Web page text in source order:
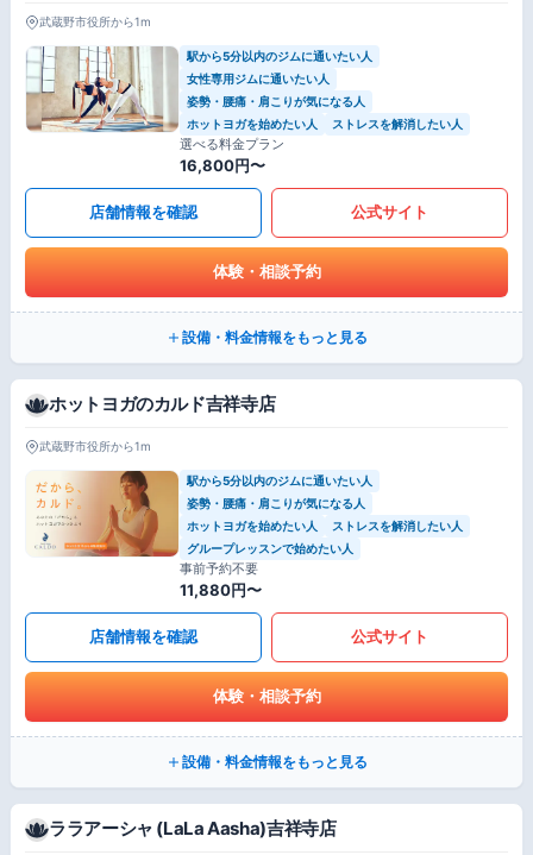
武蔵野市役所から1m
駅から5分以内のジムに通いたい人
女性専用ジムに通いたい人
姿勢・腰痛・肩こりが気になる人
ホットヨガを始めたい人
ストレスを解消したい人
選べる料金プラン
16,800円〜
店舗情報を確認 公式サイト
体験・相談予約
設備・料金情報をもっと見る
ホットヨガのカルド吉祥寺店
武蔵野市役所から1m
駅から5分以内のジムに通いたい人
姿勢・腰痛・肩こりが気になる人
ホットヨガを始めたい人
ストレスを解消したい人
グループレッスンで始めたい人
事前予約不要
11,880円〜
店舗情報を確認 公式サイト
体験・相談予約
設備・料金情報をもっと見る
ララアーシャ (LaLa Aasha)吉祥寺店